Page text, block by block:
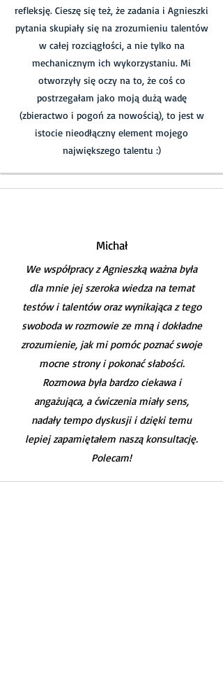
refleksję. Cieszę się też, że zadania i Agnieszki
pytania skupiały się na zrozumieniu talentów
w całej rozciągłości, a nie tylko na
mechanicznym ich wykorzystaniu. Mi
otworzyły się oczy na to, że coś co
postrzegałam jako moją dużą wadę
(zbieractwo i pogoń za nowością), to jest w
istocie nieodłączny element mojego
największego talentu :)
Michał
We współpracy z Agnieszką ważna była
dla mnie jej szeroka wiedza na temat
testów i talentów oraz wynikająca z tego
swoboda w rozmowie ze mną i dokładne
zrozumienie, jak mi pomóc poznać swoje
mocne strony i pokonać słabości.
Rozmowa była bardzo ciekawa i
angażująca, a ćwiczenia miały sens,
nadały tempo dyskusji i dzięki temu
lepiej zapamiętałem naszą konsultację.
Polecam!